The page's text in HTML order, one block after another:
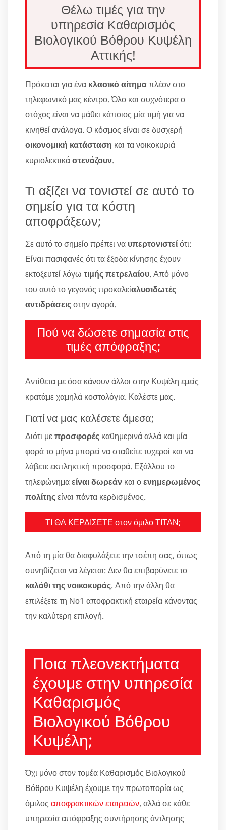
Θέλω τιμές για την
υπηρεσία Καθαρισμός
Βιολογικού Βόθρου Κυψέλη
Αττικής!
Πρόκειται για ένα κλασικό αίτημαπλέον στο
τηλεφωνικό μας κέντρο. Όλο και συχνότερα ο
στόχος είναι να μάθει κάποιος μία τιμή για να
κινηθεί ανάλογα. Ο κόσμος είναι σε δυσχερή
οικονομική κατάσταση και τα νοικοκυριά
κυριολεκτικάστενάζουν.
Τι αξίζει να τονιστεί σε αυτό το
σημείο για τα κόστη
αποφράξεων;
Σε αυτό το σημείο πρέπει να υπερτονιστείότι:
Είναι πασιφανές ότι τα έξοδα κίνησης έχουν
εκτοξευτεί λόγω τιμής πετρελαίου. Από μόνο
του αυτό το γεγονός προκαλείαλυσιδωτές
αντιδράσειςστην αγορά.
Πού να δώσετε σημασία στις
τιμές απόφραξης;
Αντίθετα με όσα κάνουν άλλοι στην Κυψέλη εμείς
κρατάμε χαμηλά κοστολόγια. Καλέστε μας.
Γιατί να μας καλέσετε άμεσα;
Διότι μεπροσφορές καθημερινά αλλά και μία
φορά το μήνα μπορεί να σταθείτε τυχεροί και να
λάβετε εκπληκτική προσφορά. Εξάλλου το
τηλεφώνημαείναι δωρεάν και οενημερωμένος
πολίτηςείναι πάντα κερδισμένος.
ΤΙ ΘΑ ΚΕΡΔΙΣΕΤΕ στον όμιλο ΤΙΤΑΝ;
Από τη μία θα διαφυλάξετε την τσέπη σας, όπως
συνηθίζεται να λέγεται: Δεν θα επιβαρύνετε το
καλάθι της νοικοκυράς. Από την άλλη θα
επιλέξετε τη Νο1 αποφρακτική εταιρεία κάνοντας
την καλύτερη επιλογή.
Ποια πλεονεκτήματα
έχουμε στην υπηρεσία
Καθαρισμός
Βιολογικού Βόθρου
Κυψέλη;
Όχι μόνο στον τομέα Καθαρισμός Βιολογικού
Βόθρου Κυψέλη έχουμε την πρωτοπορία ως
όμιλος αποφρακτικών εταιρειών, αλλά σε κάθε
υπηρεσία απόφραξης συντήρησης άντλησης